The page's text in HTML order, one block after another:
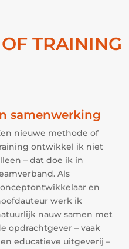
TRAINING
samenwerking
nieuwe methode of
ontwikkel ik niet
– dat doe ik in
Als
en
werk ik
nauw samen met
opdrachtgever – vaak
educatieve uitgeverij –